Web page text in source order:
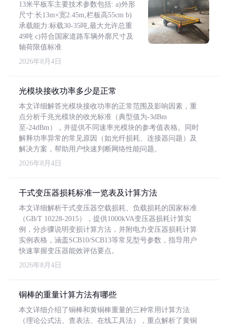
13米平板车主要技术参数包括: a)外形
尺寸:长13m×宽2.45m,栏板高55cm b)
承载能力:标载30-35吨,最大允许总重
49吨 c)符合国家道路车辆外廓尺寸及
轴荷限值标准
2026年8月4日
光模块接收功率多少是正常
本文详细解答光模块接收功率的正常范围及影响因素，重
点分析千兆光模块的收光标准（典型值为-3dBm
至-24dBm），并提供不同速率光模块的参考值表格。同时
解释功率异常的常见原因（如光纤损耗、连接器问题）及
解决方案，帮助用户快速判断网络性能问题。
2026年8月4日
干式变压器损耗标准一览表及计算方法
本文详细解析干式变压器空载损耗、负载损耗的国家标准
（GB/T 10228-2015），提供1000kVA变压器损耗计算实
例，分步骤说明变损计算方法，并附电力变压器损耗计算
实例表格，涵盖SCB10/SCB13等常见型号参数，指导用户
快速掌握变压器能效评估要点。
2026年8月4日
铜棒的重量计算方法有哪些
本文详细介绍了铜棒和黄铜棒重量的三种常用计算方法
（理论公式法、查表法、在线工具法），重点解析了黄铜